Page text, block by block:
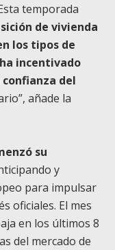
temporada
de vivienda
los tipos de
incentivado
del
añade la
su
y
para impulsar
oficiales. El mes
en los últimos 8
del mercado de